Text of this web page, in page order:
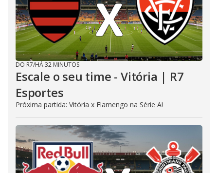
DO R7/HÁ 32 MINUTOS
Escale o seu time - Vitória | R7
Esportes
Próxima partida: Vitória x Flamengo na Série A!